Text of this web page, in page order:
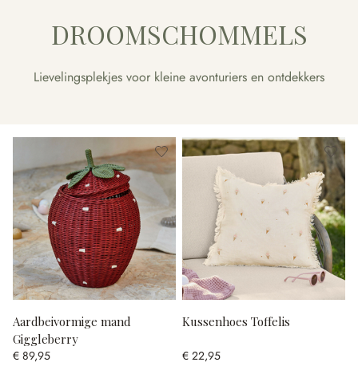
DROOMSCHOMMELS
Lievelingsplekjes voor kleine avonturiers en ontdekkers
Aardbeivormige mand
Giggleberry
€ 89,95
Kussenhoes Toffelis
€ 22,95